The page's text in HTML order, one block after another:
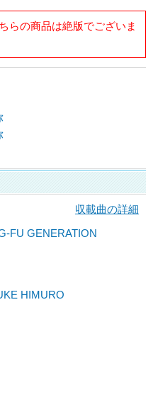
らの商品は絶版でございま
収載曲の詳細
FU GENERATION
HIMURO